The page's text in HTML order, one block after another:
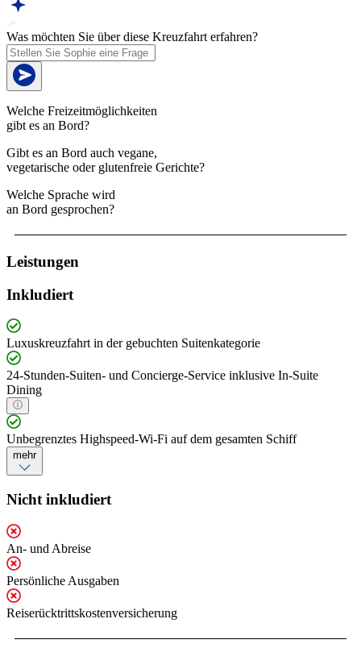
Was möchten Sie über diese Kreuzfahrt erfahren?
Welche Freizeitmöglichkeiten
gibt es an Bord?
Gibt es an Bord auch vegane,
vegetarische oder glutenfreie Gerichte?
Welche Sprache wird
an Bord gesprochen?
Leistungen
Inkludiert
Luxuskreuzfahrt in der gebuchten Suitenkategorie
24-Stunden-Suiten- und Concierge-Service inklusive In-Suite
Dining
Unbegrenztes Highspeed-Wi-Fi auf dem gesamten Schiff
mehr
Nicht inkludiert
An- und Abreise
Persönliche Ausgaben
Reiserücktrittskostenversicherung